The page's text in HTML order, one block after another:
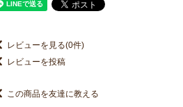
レビューを見る(0件)
レビューを投稿
この商品を友達に教える